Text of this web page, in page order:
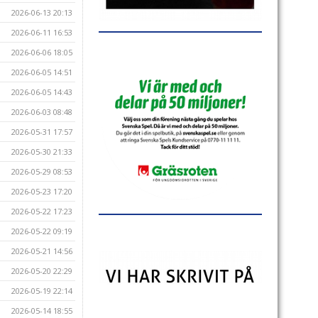
2026-06-13 20:13
2026-06-11 16:53
2026-06-06 18:05
2026-06-05 14:51
2026-06-05 14:43
2026-06-03 08:48
2026-05-31 17:57
2026-05-30 21:33
2026-05-29 08:53
2026-05-23 17:20
2026-05-22 17:23
2026-05-22 09:19
2026-05-21 14:56
2026-05-20 22:29
2026-05-19 22:14
2026-05-14 18:55